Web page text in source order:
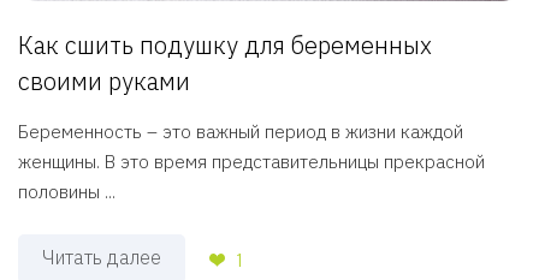
Как сшить подушку для беременных
своими руками
Беременность – это важный период в жизни каждой
женщины. В это время представительницы прекрасной
половины ...
Читать далее 1